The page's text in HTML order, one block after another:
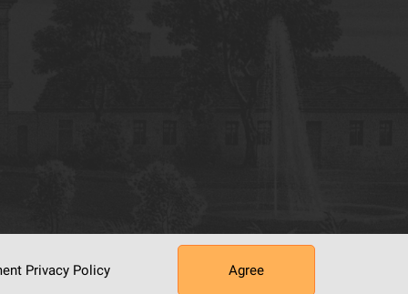
Center
Privacy Policy Agree